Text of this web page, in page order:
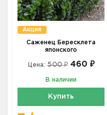
Акция
Саженец Бересклета
японского
Цена: 500 ₽ 460 ₽
В наличии
Купить